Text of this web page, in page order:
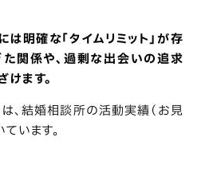
は明確な「タイムリミット」が存
た関係や、過剰な出会いの追求
ます。
、結婚相談所の活動実績（お見
います。